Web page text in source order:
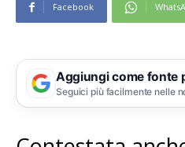
Facebook
Aggiungi come fonte
Seguici più facilmente nelle